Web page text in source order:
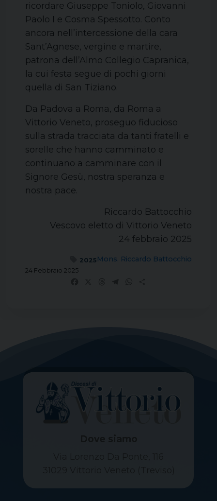
ricordare Giuseppe Toniolo, Giovanni
Paolo I e Cosma Spessotto. Conto
ancora nell’intercessione della cara
Sant’Agnese, vergine e martire,
patrona dell’Almo Collegio Capranica,
la cui festa segue di pochi giorni
quella di San Tiziano.
Da Padova a Roma, da Roma a
Vittorio Veneto, proseguo fiducioso
sulla strada tracciata da tanti fratelli e
sorelle che hanno camminato e
continuano a camminare con il
Signore Gesù, nostra speranza e
nostra pace.
Riccardo Battocchio
Vescovo eletto di Vittorio Veneto
24 febbraio 2025
Mons. Riccardo Battocchio
2025
24 Febbraio 2025